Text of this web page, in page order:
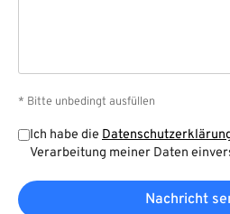
* Bitte unbedingt ausfüllen
Ich habe die
Verarbeitung meiner Daten
Nachricht